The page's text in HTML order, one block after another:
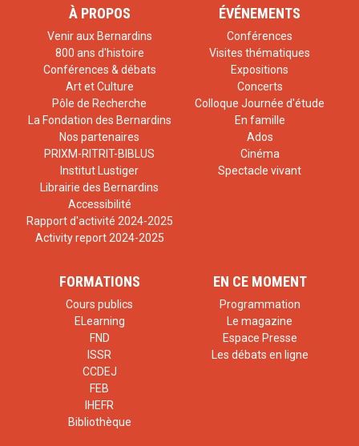
À PROPOS
Venir aux Bernardins
800 ans d'histoire
Conférences & débats
Art et Culture
Pôle de Recherche
La Fondation des Bernardins
Nos partenaires
PRIXM-RITRIT-BIBLUS
Institut Lustiger
Librairie des Bernardins
Accessibilité
Rapport d'activité 2024-2025
Activity report 2024-2025
ÉVÉNEMENTS
Conférences
Visites thématiques
Expositions
Concerts
Colloque Journée d'étude
En famille
Ados
Cinéma
Spectacle vivant
FORMATIONS
Cours publics
ELearning
FND
ISSR
CCDEJ
FEB
IHEFR
Bibliothèque
EN CE MOMENT
Programmation
Le magazine
Espace Presse
Les débats en ligne